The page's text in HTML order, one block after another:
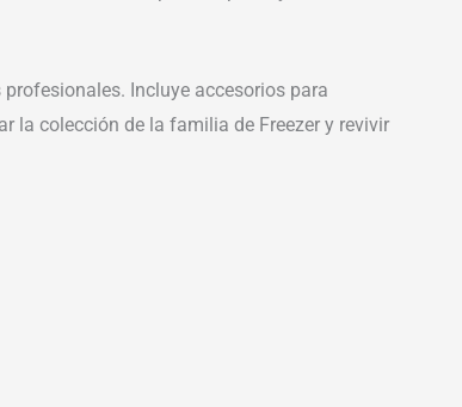
Incluye accesorios para
la colección de la familia de Freezer y revivir